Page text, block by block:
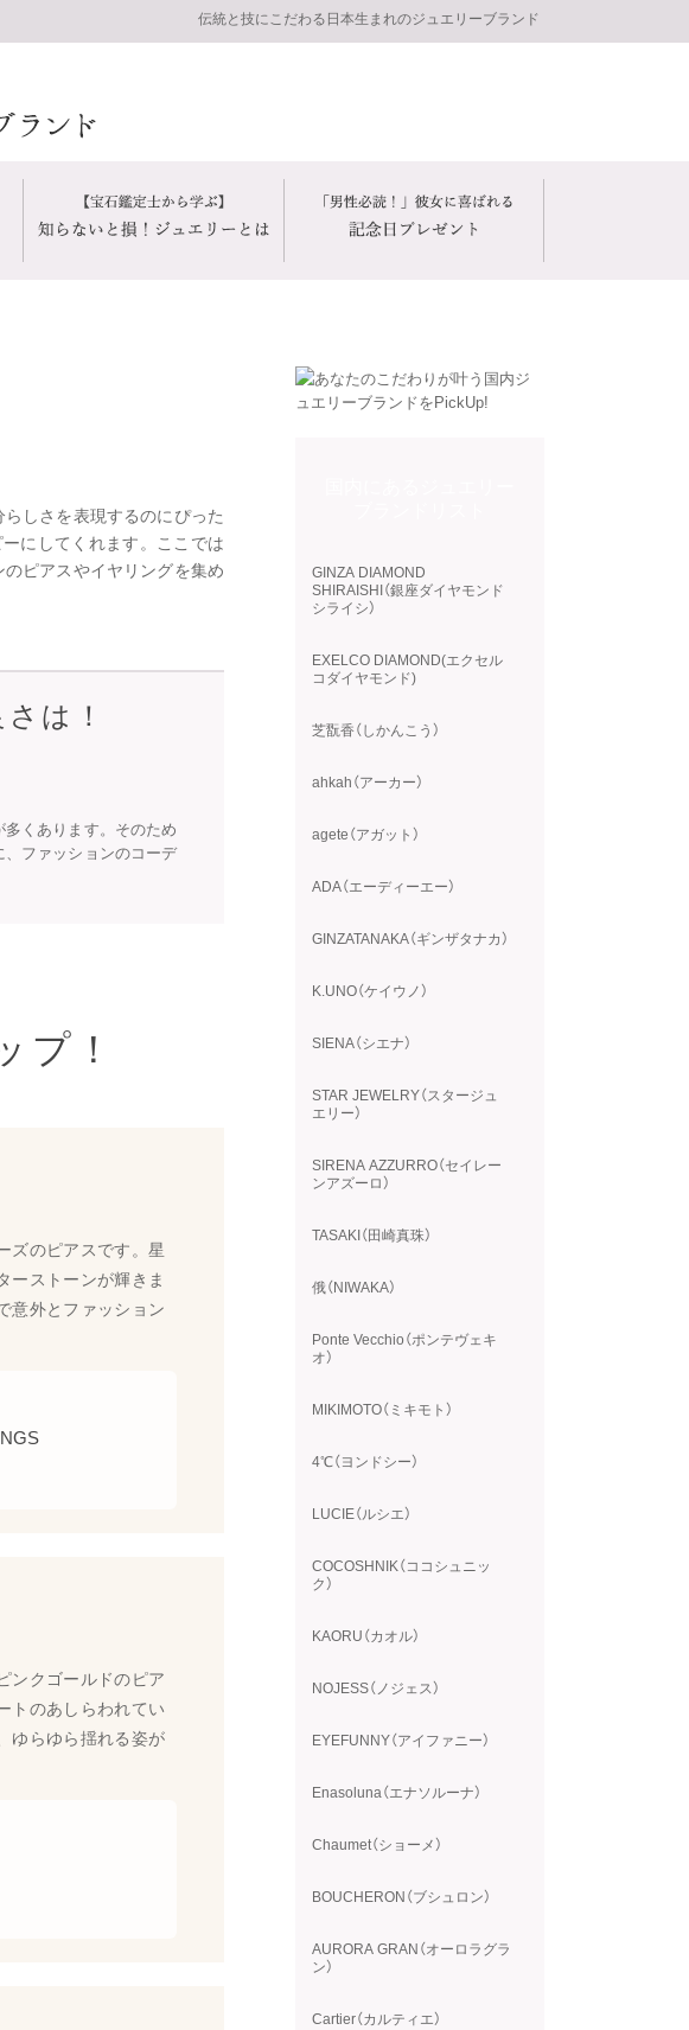
伝統と技にこだわる日本生まれのジュエリーブランド
しさを表現するのにぴった
にしてくれます。ここでは
ピアスやイヤリングを集め
は！
くあります。そのため
ファッションのコーデ
プ！
ズのピアスです。星
ーストーンが輝きま
意外とファッション
ンクゴールドのピア
トのあしらわれてい
ゆらゆら揺れる姿が
GINZA DIAMOND
SHIRAISHI（銀座ダイヤモンド
シライシ）
EXELCO DIAMOND(エクセル
コダイヤモンド)
芝翫香（しかんこう）
ahkah（アーカー）
agete（アガット）
ADA（エーディーエー）
GINZATANAKA（ギンザタナカ）
K.UNO（ケイウノ）
SIENA（シエナ）
STAR JEWELRY（スタージュ
エリー）
SIRENA AZZURRO（セイレー
ンアズーロ）
TASAKI（田崎真珠）
俄（NIWAKA）
Ponte Vecchio（ポンテヴェキ
オ）
MIKIMOTO（ミキモト）
4℃（ヨンドシー）
LUCIE（ルシエ）
COCOSHNIK（ココシュニッ
ク）
KAORU（カオル）
NOJESS（ノジェス）
EYEFUNNY（アイファニー）
Enasoluna（エナソルーナ）
Chaumet（ショーメ）
BOUCHERON（ブシュロン）
AURORA GRAN（オーロラグラ
ン）
Cartier（カルティエ）